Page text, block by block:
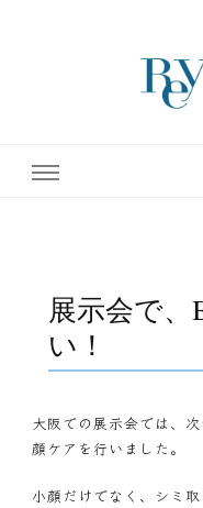
テ開設45年の実績を誇る本格
展示会で
い！
大阪での展示会では、
顔ケアを行いました。
小顔だけでなく、シミ